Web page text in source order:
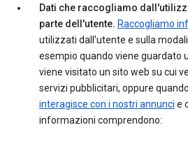
Dati che raccogliamo
parte dell'utente. Raccogliamo
utilizzati dall'utente e sulla
esempio quando viene guardato
viene visitato un sito web su cui
servizi pubblicitari, oppure
interagisce con i nostri annunci e
informazioni comprendono: